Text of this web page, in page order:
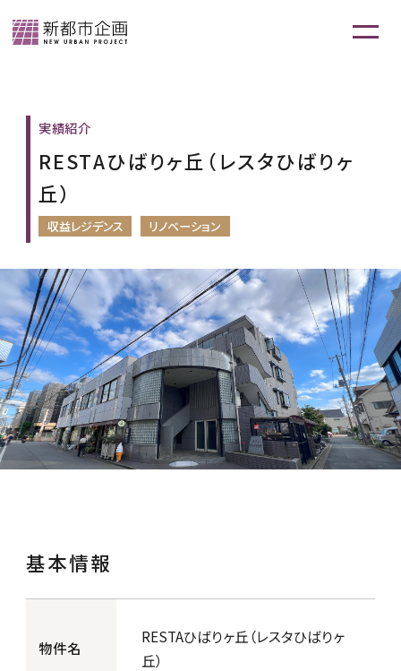
実績紹介
RESTAひばりヶ丘（レスタひばりヶ
丘）
収益レジデンス リノベーション
基本情報
物件名
RESTAひばりヶ丘（レスタひばりヶ
丘）